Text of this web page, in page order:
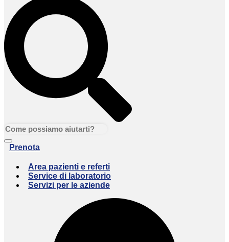
Prenota
Area pazienti e referti
Service di laboratorio
Servizi per le aziende